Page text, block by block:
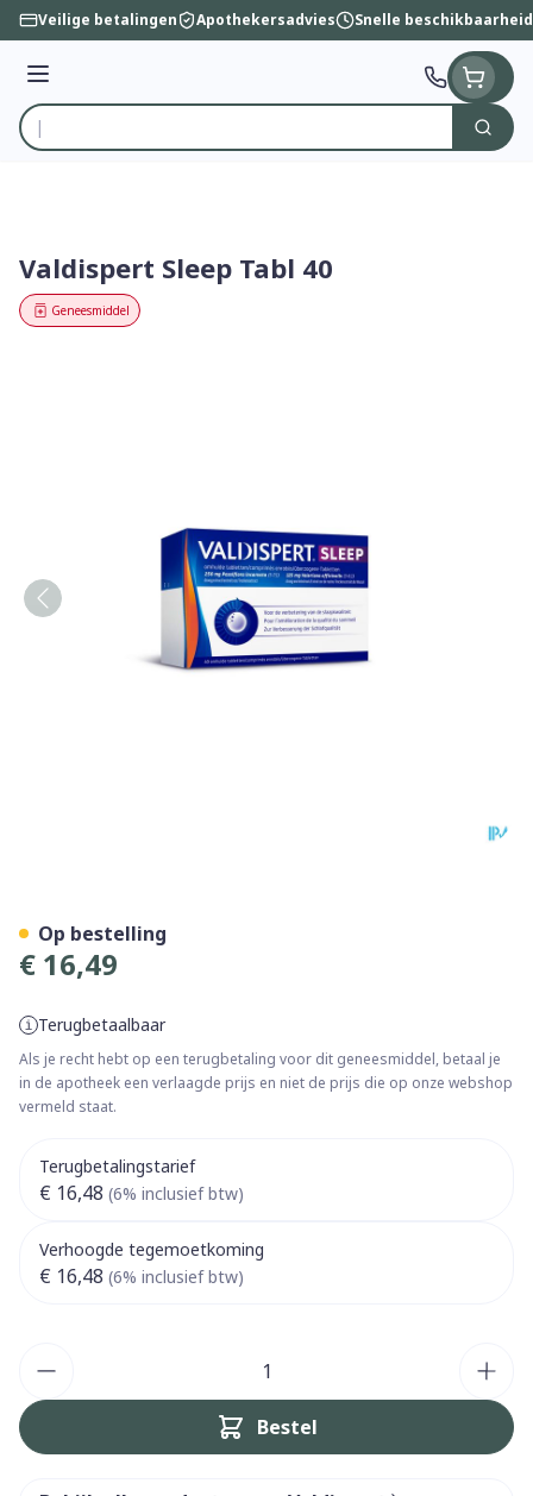
Ga naar de inhoud
Veilige betalingen Apothekersadvies Snelle beschikbaarheid
Menu
Product, merk, categorie...
Zoek
Valdispert Sleep Tabl 40
Geneesmiddel
€ 16,49
Terugbetaalbaar
Als je recht hebt op een terugbetaling voor dit geneesmiddel, betaal je
in de apotheek een verlaagde prijs en niet de prijs die op onze webshop
vermeld staat.
Terugbetalingstarief
€ 16,48 (6% inclusief btw)
Verhoogde tegemoetkoming
€ 16,48 (6% inclusief btw)
Bestel
Op bestelling